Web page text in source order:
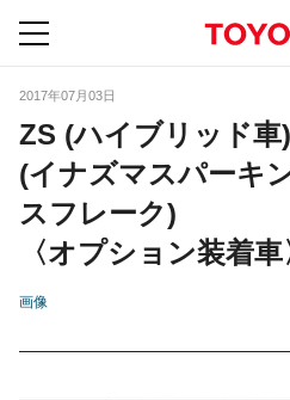
2017年07月03日
ZS (ハイブリッド車)
(イナズマスパーキ
スフレーク)
〈オプション装着車
画像